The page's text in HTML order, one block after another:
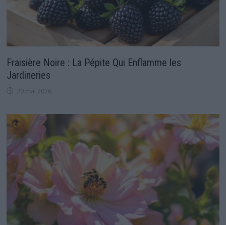
Fraisière Noire : La Pépite Qui Enflamme les
Jardineries
20 mai 2026